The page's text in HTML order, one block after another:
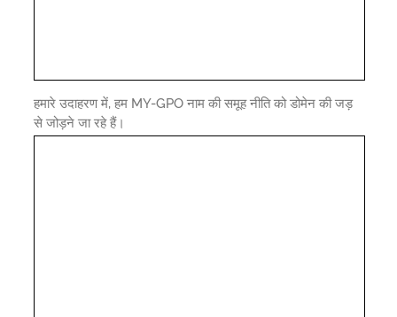
हमारे उदाहरण में, हम MY-GPO नाम की समूह नीति को डोमेन की जड़
से जोड़ने जा रहे हैं।